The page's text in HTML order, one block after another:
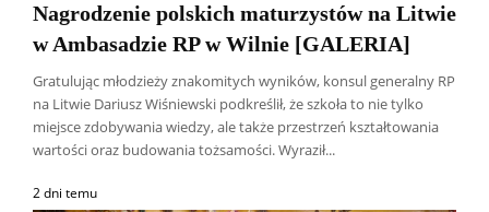
Nagrodzenie polskich maturzystów na Litwie
w Ambasadzie RP w Wilnie [GALERIA]
Gratulując młodzieży znakomitych wyników, konsul generalny RP
na Litwie Dariusz Wiśniewski podkreślił, że szkoła to nie tylko
miejsce zdobywania wiedzy, ale także przestrzeń kształtowania
wartości oraz budowania tożsamości. Wyraził...
2 dni temu